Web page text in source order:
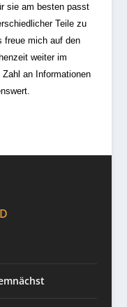
sie am besten passt
Teile zu
freue mich auf den
weiter im
an Informationen